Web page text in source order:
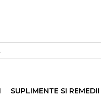
SUPLIMENTE SI REMEDII